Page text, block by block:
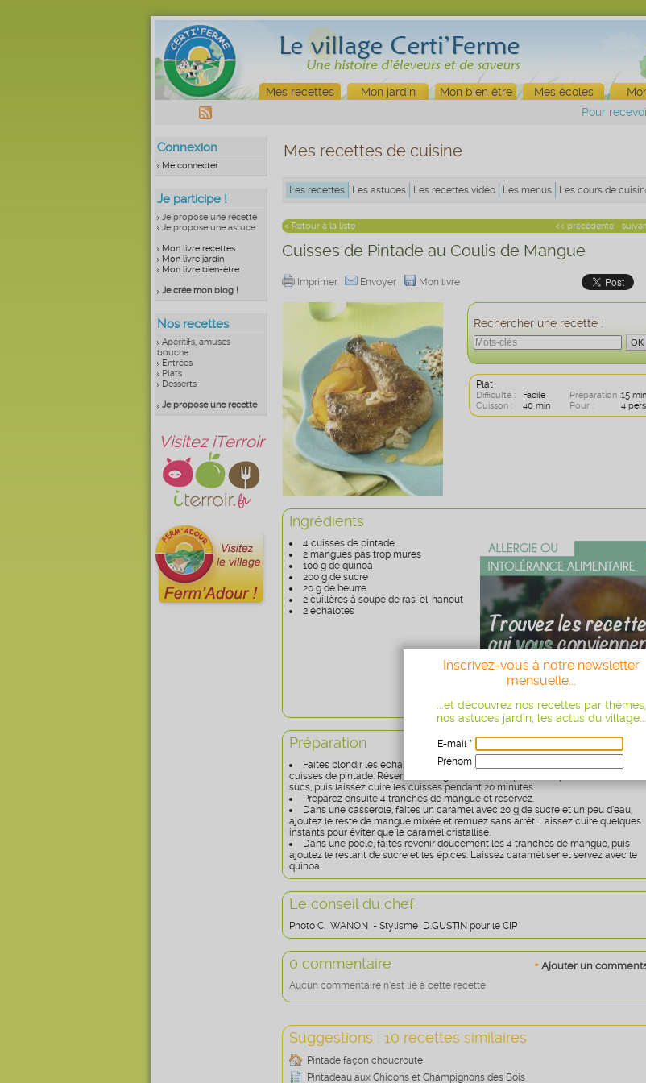
Mes recettes Mon jardin Mon bien être Mes écoles
Pour
Connexion
Me connecter
Je participe !
Je propose une recette
Je propose une astuce
Mon livre recettes
Mon livre jardin
Mon livre bien-être
Je crée mon blog !
Nos recettes
Apéritifs, amuses
bouche
Entrées
Plats
Desserts
Je propose une recette
Visitez iTerroir
Mes recettes de cuisine
Les recettes Les astuces Les recettes vidéo Les menus Les cours de
<< précédente
< Retour à la liste
Cuisses de Pintade au Coulis de Mangue
Imprimer Envoyer Mon livre
Rechercher une recette :
Plat
Difficulté : Facile Préparation :15 min
Cuisson :
40 min Pour : 4 pers
Ingrédients
4 cuisses de pintade
2 mangues pas trop mures
100 g de quinoa
200 g de sucre
20 g de beurre
2 cuillères à soupe de ras-el-hanout
2 échalotes
Préparation
Faites blondir les échalotes dans une sauteuse. Retirez-les et faites dorer les
cuisses de pintade. Réservez et déglacez avec un peu d’eau pour bien décoller
sucs, puis laissez cuire les cuisses pendant 20 minutes.
Préparez ensuite 4 tranches de mangue et réservez.
Dans une casserole, faites un caramel avec 20 g de sucre et un peu d’eau,
ajoutez le reste de mangue mixée et remuez sans arrêt. Laissez cuire quelques
instants pour éviter que le caramel cristallise.
Dans une poêle, faites revenir doucement les 4 tranches de mangue, puis
ajoutez le restant de sucre et les épices. Laissez caraméliser et servez avec le
quinoa.
Le conseil du chef
Photo C. IWANON - Stylisme D.GUSTIN pour le CIP
+ Ajouter un
0 commentaire
Aucun commentaire n'est lié à cette recette
Suggestions : 10 recettes similaires
Pintade façon choucroute
Pintadeau aux Chicons et Champignons des Bois
Inscrivez-vous à notre newsletter
mensuelle...
...et découvrez nos recettes par thèmes,
nos astuces jardin, les actus du village...
E-mail *
Prénom
Age
* obligatoire